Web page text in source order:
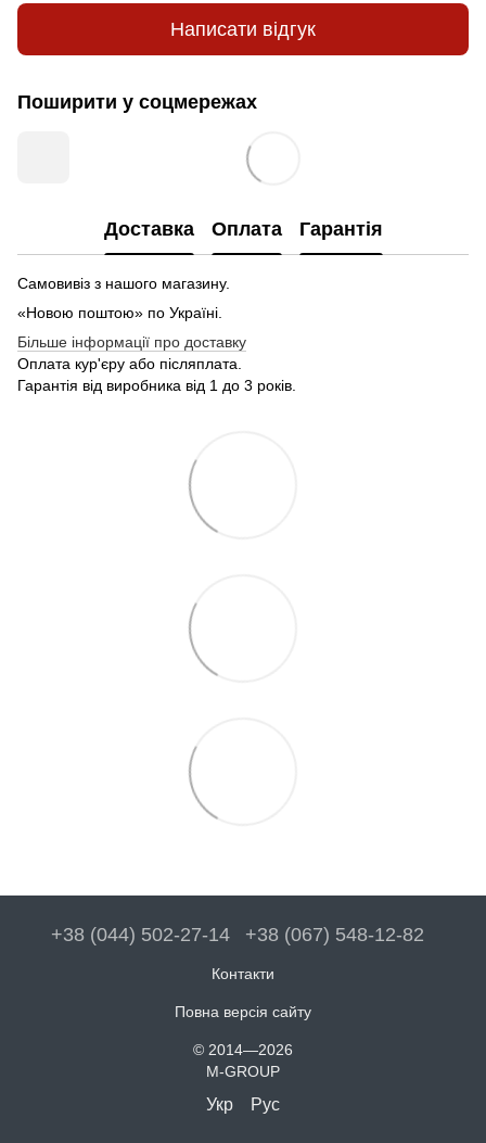
Написати відгук
Поширити у соцмережах
Доставка Оплата Гарантія
Самовивіз з нашого магазину.
«Новою поштою» по Україні.
Більше інформації про доставку
Оплата кур'єру або післяплата.
Гарантія від виробника від 1 до 3 років.
+38 (044) 502-27-14 +38 (067) 548-12-82
Контакти
Повна версія сайту
© 2014—2026
M-GROUP
Укр Рус